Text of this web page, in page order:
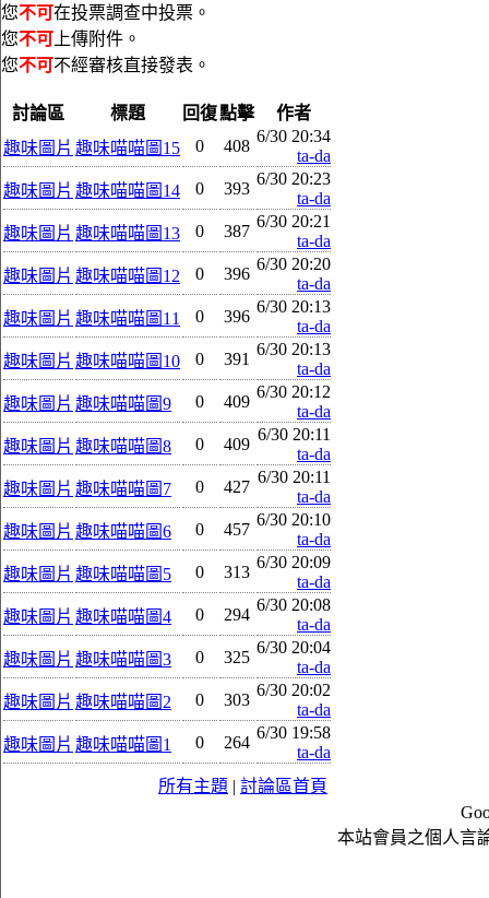
您不可在投票調查中投票。
您不可 上傳附件。
您不可不經審核直接發表。
討論區 標題 回復點擊
作者
趣味圖片 趣味喵喵圖15 0 408
6/30 20:34
ta-da
趣味圖片 趣味喵喵圖14 0 393
6/30 20:23
ta-da
趣味圖片 趣味喵喵圖13 0 387
6/30 20:21
ta-da
趣味圖片 趣味喵喵圖12 0 396
6/30 20:20
ta-da
趣味圖片 趣味喵喵圖11 0 396
6/30 20:13
ta-da
趣味圖片 趣味喵喵圖10 0 391
6/30 20:13
ta-da
趣味圖片 趣味喵喵圖9 0 409
6/30 20:12
ta-da
趣味圖片 趣味喵喵圖8 0 409
6/30 20:11
ta-da
趣味圖片 趣味喵喵圖7 0 427
6/30 20:11
ta-da
趣味圖片 趣味喵喵圖6 0 457
6/30 20:10
ta-da
趣味圖片 趣味喵喵圖5 0 313
6/30 20:09
ta-da
趣味圖片 趣味喵喵圖4 0 294
6/30 20:08
ta-da
趣味圖片 趣味喵喵圖3 0 325
6/30 20:04
ta-da
趣味圖片 趣味喵喵圖2 0 303
6/30 20:02
ta-da
趣味圖片 趣味喵喵圖1 0 264
6/30 19:58
ta-da
所有主題 | 討論區首頁
本站會員之個人言